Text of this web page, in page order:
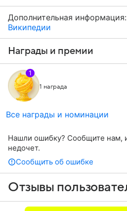
Награды и премии
1
1 награда
Все награды и номинации
Дополнительная информация:
Википедии
Нашли ошибку? Сообщите нам,
недочет.
Сообщить об ошибке
Отзывы